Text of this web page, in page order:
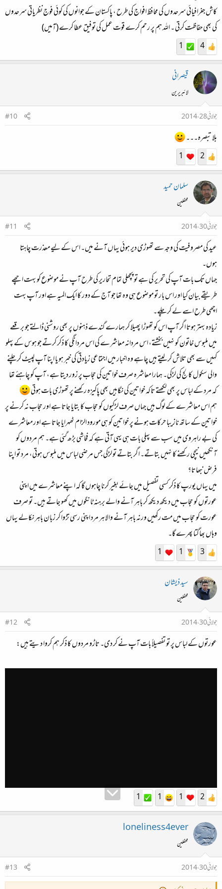
کاش جغرافیائی سرحدوں کی محافظ افواج کی طرح ، پاکستان کے جوانوں کی کوئی فوج نظریاتی سرحدوں
کی بھی حفاظت کرتی ۔ اللہ ہم پر رحم کرے قوت عمل کی توفیق عطا کرے (آمیں)
4
1
قیصرانی
لائبریرین
جولائی 28، 2014
#10
بلا تبصرہ۔۔۔
2
1
سلمان حمید
محفلین
جولائی 30، 2014
#11
عید کی مصروفیت کی وجہ سے تھوڑی دیر ہوئی یہاں آنے میں۔ اس کے لیے معذرت چاہتا
ہوں۔
جہاں تک بات آپ کی تحریر کی ہے تو پچھلی تمام تحاریر کی طرح آپ نے موضوع کو بہت اچھے
طریقے بیان کیا اور اس بار تو موضوع ہی وہ تھا جو آج کے دور کا ایک المیہ ہے اور آپ بہت
اچھی طرح اسے لے کر چلے۔
زیادہ بہتر ہوتا اگر آپ اس کو تھوڑا پھیلا کر ہمارے گندے ذہنوں پر بھی روشنی ڈالتے جو برقعے
میں ملبوس خاتون کو نہیں بخشتے، اس مردانہ معاشرے کی اس مردانگی کا ذکر کرتے جو ہوس کے پہلو
کہیں سے بھی تلاش کر لیتے ہیں چاہے وہ اخبار میں اجتماعی زیادتی کی خبر ہو یا اپنا آپ لپیٹ کر چلنے
والی سکول کالج کی لڑکی۔ ہمارا معاشرہ صرف خواتین کی حجاب پر زور دیتا ہے، آپ کو چاہئے تھا
کہ مرد کے لباس پر بھی لکھتے تاکہ خواتین کی نگاہیں بھی پاکیزہ رکھنے پر تھوڑی بات ہوتی
ہم اس معاشرے کے لوگ ہیں جہاں صرف لڑکیوں کو حجاب کا بتایا جاتا ہے اور حجاب نہ کرنے پر
خواتین کے ساتھ نازیبا حرکات ہونے پر خواتین کو ہی مورود الزام ٹھہرایا جاتا ہے اور معاشرے
کی بے راہروی میں سب سے پہلی بات ہی یہی آتی ہے کہ فحاشی بڑھ گئی ہے۔ ہم مردوں کو
آنکھیں نیچی رکھنے کا نہیں بتاتے۔ اگر بتاتے تو لڑکی جس مرضی لباس میں ملبوس ہوتی، مرد تو اپنا
فرض نبھاتا؟
میں یہاں یورپ کا ذکر کسی تفصیل میں جائے بغیر کرنا چاہوں گا کہ اپنے معاشرے میں اپنی
عورتوں کو حجاب میں دیکھ دیکھ کر باہر آنے والے برہنہ ٹانگوں میں کھو جاتے ہیں۔ تو صرف
عورت کو حجاب میں مت رکھیں ورنہ باہر آنے والا ہر مرد اپنی رسی تڑوا کر زبان باہر نکالے یہاں
وہاں بھاگتا پھرے گا۔
3
1
1
سید ذیشان
محفلین
جولائی 30، 2014
#12
عورتوں کے لباس پر تو تفصیلاً بات آپ نے کر دی۔ تاڑو مردوں کا ذکر ہم کروا دیتے ہیں:
2
1
1
1
loneliness4ever
محفلین
جولائی 30، 2014
#13